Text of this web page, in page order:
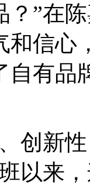
？”在
和信心
自有品
创新
以来